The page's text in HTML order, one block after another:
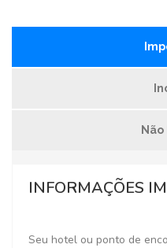
INFORMAÇÕES
Seu hotel ou ponto de